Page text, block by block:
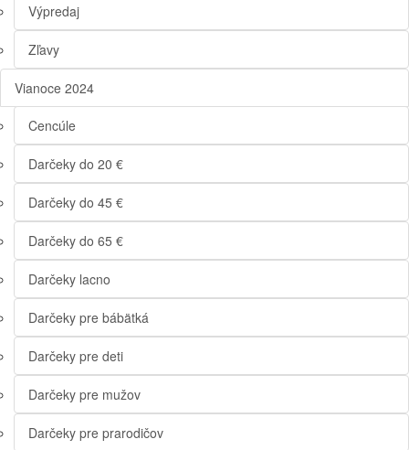
Výpredaj
Zľavy
Vianoce 2024
Cencúle
Darčeky do 20 €
Darčeky do 45 €
Darčeky do 65 €
Darčeky lacno
Darčeky pre bábätká
Darčeky pre deti
Darčeky pre mužov
Darčeky pre prarodičov